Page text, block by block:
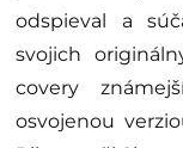
odspieval a
svojich
covery
osvojenou